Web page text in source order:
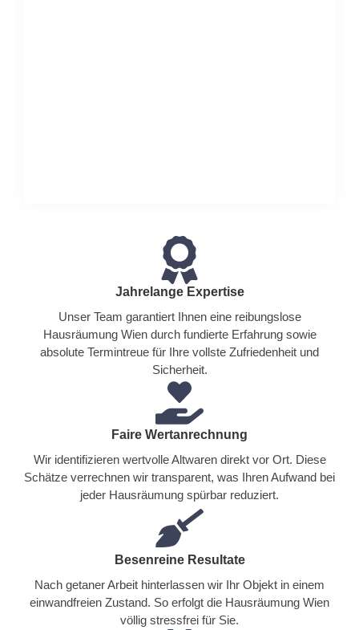
Jahrelange Expertise
Unser Team garantiert Ihnen eine reibungslose
Hausräumung Wien durch fundierte Erfahrung sowie
absolute Termintreue für Ihre vollste Zufriedenheit und
Sicherheit.
Faire Wertanrechnung
Wir identifizieren wertvolle Altwaren direkt vor Ort. Diese
Schätze verrechnen wir transparent, was Ihren Aufwand bei
jeder Hausräumung spürbar reduziert.
Besenreine Resultate
Nach getaner Arbeit hinterlassen wir Ihr Objekt in einem
einwandfreien Zustand. So erfolgt die Hausräumung Wien
völlig stressfrei für Sie.